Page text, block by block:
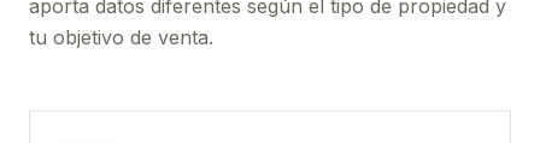
aporta datos diferentes según el tipo de propiedad y
tu objetivo de venta.